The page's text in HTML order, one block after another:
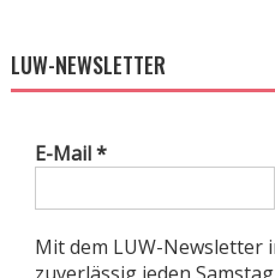
LUW-NEWSLETTER
E-Mail*
Mit dem LUW-Newsletter